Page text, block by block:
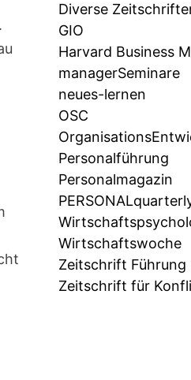
Diverse
GIO
Harvard Business
managerSeminare
neues-lernen
OSC
Personalführung
Personalmagazin
Wirtschaftswoche
Zeitschrift Führung
Zeitschrift für